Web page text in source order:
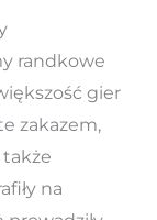
randkowe
gier
zakazem,
także
na